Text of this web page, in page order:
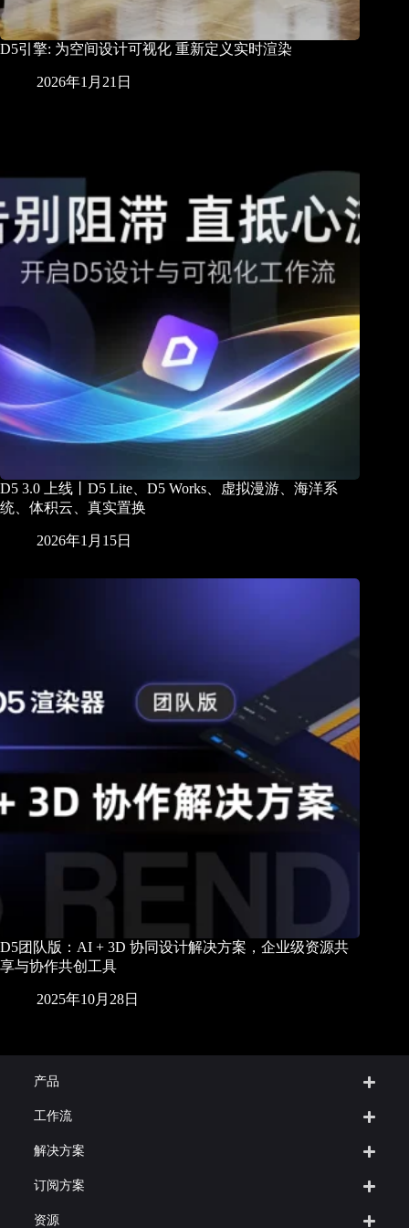
D5引擎: 为空间设计可视化 重新定义实时渲染
2026年1月21日
D5 3.0 上线丨D5 Lite、D5 Works、虚拟漫游、海洋系
统、体积云、真实置换
2026年1月15日
D5团队版：AI + 3D 协同设计解决方案，企业级资源共
享与协作共创工具
2025年10月28日
产品
工作流
解决方案
订阅方案
资源